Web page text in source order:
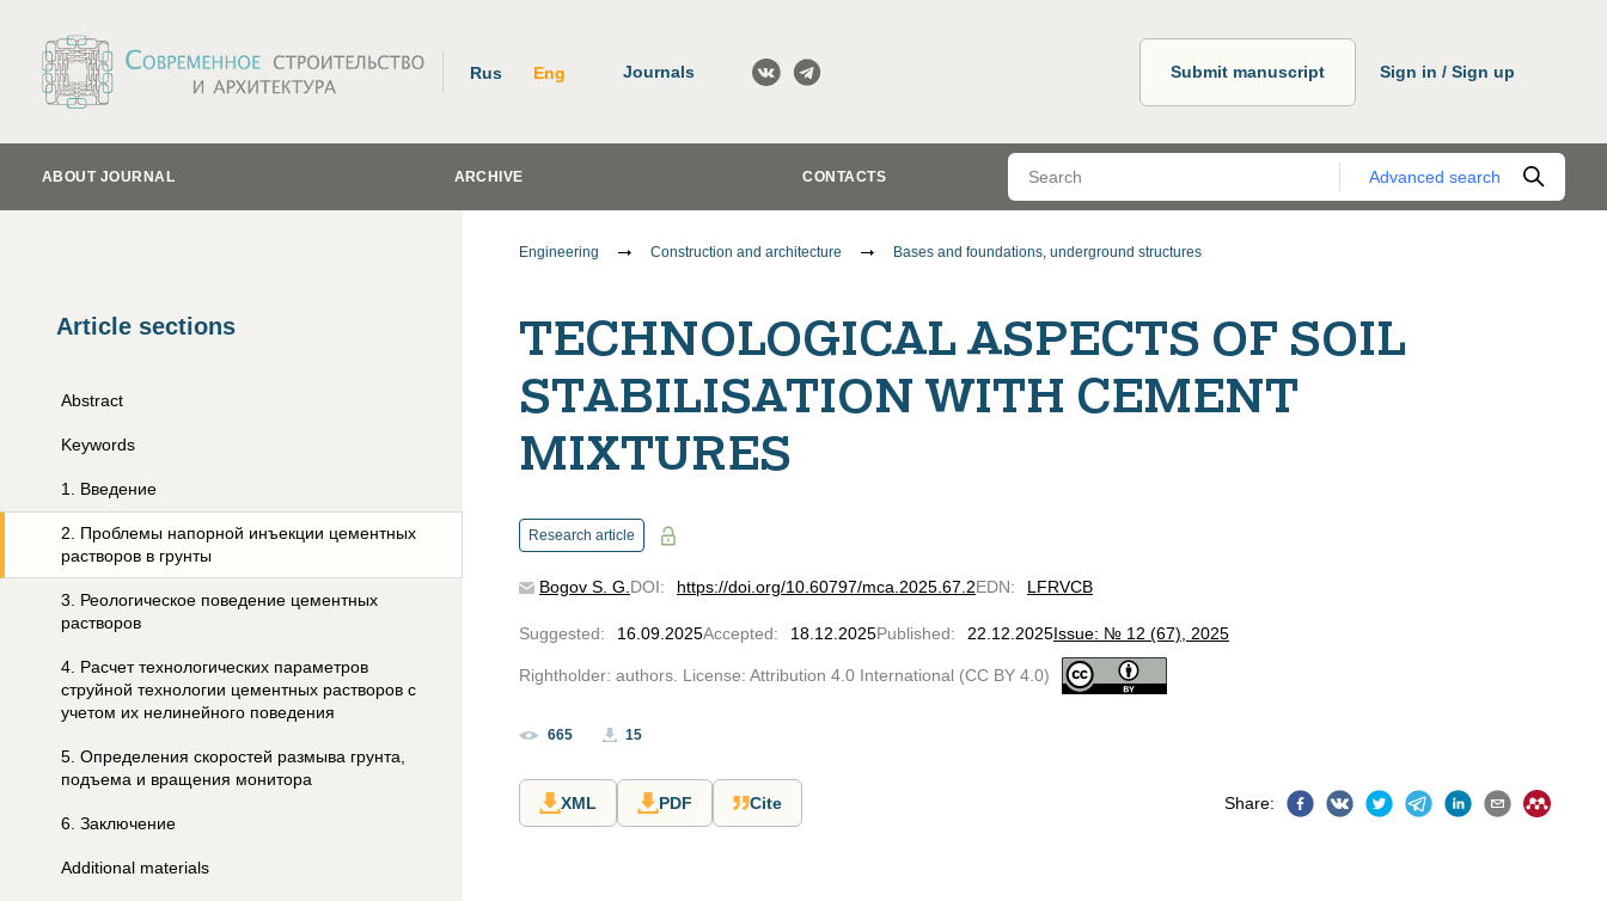
Rus Eng Journals Submit manuscript Sign in / Sign up
ABOUT JOURNAL ARCHIVE CONTACTS Advanced search
Article sections
Abstract
Keywords
1 Введение
2
Проблемы напорной инъекции цементных
растворов в грунты
3
Реологическое поведение цементных
растворов
4 Расчет технологических параметров
струйной технологии цементных растворов с
учетом их нелинейного поведения
5 Определения скоростей размыва грунта,
подъема и вращения монитора
6 Заключение
Additional materials
Engineering Construction and architecture Bases and foundations, underground structures
TECHNOLOGICAL ASPECTS OF SOIL
STABILISATION WITH CEMENT
MIXTURES
Research article
Bogov S. G. DOI: https://doi.org/10.60797/mca.2025.67.2EDN: LFRVCB
Suggested: 16.09.2025Accepted: 18.12.2025Published: 22.12.2025Issue: № 12 (67), 2025
Rightholder: authors. License: Attribution 4.0 International (CC BY 4.0)
665 15
XML PDF Cite Share: